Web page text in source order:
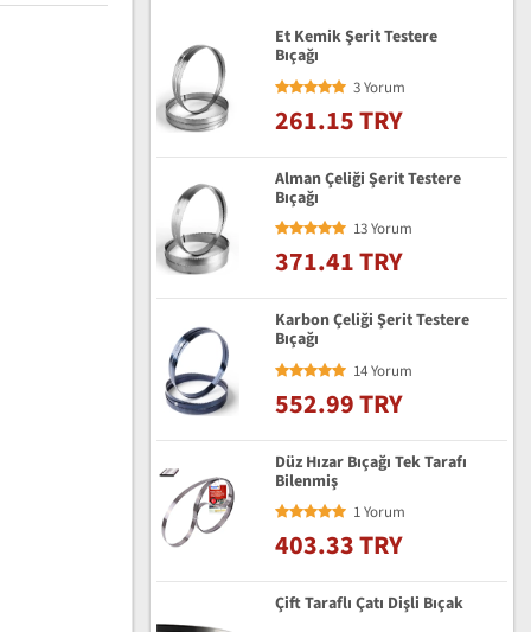
Et Kemik Şerit Testere
Bıçağı
3 Yorum
261.15 TRY
Alman Çeliği Şerit Testere
Bıçağı
13 Yorum
371.41 TRY
Karbon Çeliği Şerit Testere
Bıçağı
14 Yorum
552.99 TRY
Düz Hızar Bıçağı Tek Tarafı
Bilenmiş
1 Yorum
403.33 TRY
Çift Taraflı Çatı Dişli Bıçak